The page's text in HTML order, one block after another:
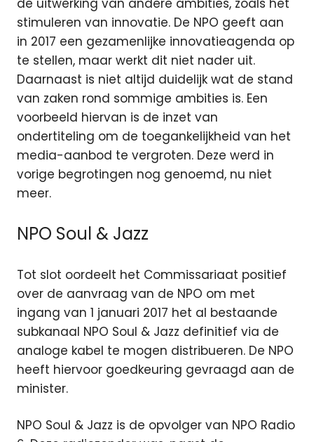
stimuleren van innovatie. De NPO geeft aan
in 2017 een gezamenlijke innovatieagenda op
te stellen, maar werkt dit niet nader uit.
Daarnaast is niet altijd duidelijk wat de stand
van zaken rond sommige ambities is. Een
voorbeeld hiervan is de inzet van
ondertiteling om de toegankelijkheid van het
media-aanbod te vergroten. Deze werd in
vorige begrotingen nog genoemd, nu niet
meer.
NPO Soul & Jazz
Tot slot oordeelt het Commissariaat positief
over de aanvraag van de NPO om met
ingang van 1 januari 2017 het al bestaande
subkanaal NPO Soul & Jazz definitief via de
analoge kabel te mogen distribueren. De NPO
heeft hiervoor goedkeuring gevraagd aan de
minister.
NPO Soul & Jazz is de opvolger van NPO Radio